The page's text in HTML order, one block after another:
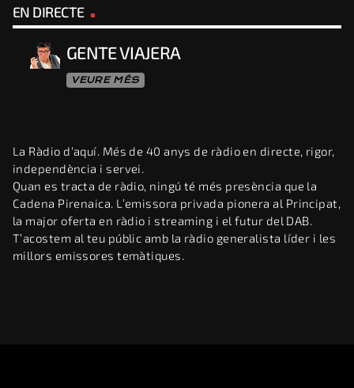
EN DIRECTE
GENTE VIAJERA
VEURE MÉS
La Ràdio d’aquí. Més de 40 anys de ràdio en directe, rigor,
independència i servei.
Quan es tracta de ràdio, ningú té més presència que la
Cadena Pirenaica. L’emissora privada pionera al Principat,
la major oferta en ràdio i streaming i el futur del DAB.
T’acostem al teu públic amb la ràdio generalista líder i les
millors emissores temàtiques.